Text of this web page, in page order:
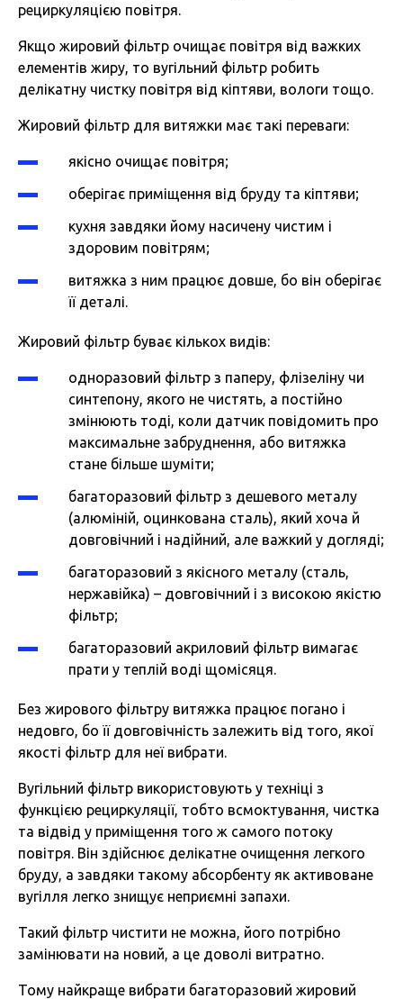
рециркуляцією повітря.
Якщо жировий фільтр очищає повітря від важких
елементів жиру, то вугільний фільтр робить
делікатну чистку повітря від кіптяви, вологи тощо.
Жировий фільтр для витяжки має такі переваги:
якісно очищає повітря;
оберігає приміщення від бруду та кіптяви;
кухня завдяки йому насичену чистим і
здоровим повітрям;
витяжка з ним працює довше, бо він оберігає
її деталі.
Жировий фільтр буває кількох видів:
одноразовий фільтр з паперу, флізеліну чи
синтепону, якого не чистять, а постійно
змінюють тоді, коли датчик повідомить про
максимальне забруднення, або витяжка
стане більше шуміти;
багаторазовий фільтр з дешевого металу
(алюміній, оцинкована сталь), який хоча й
довговічний і надійний, але важкий у догляді;
багаторазовий з якісного металу (сталь,
нержавійка) – довговічний і з високою якістю
фільтр;
багаторазовий акриловий фільтр вимагає
прати у теплій воді щомісяця.
Без жирового фільтру витяжка працює погано і
недовго, бо її довговічність залежить від того, якої
якості фільтр для неї вибрати.
Вугільний фільтр використовують у техніці з
функцією рециркуляції, тобто всмоктування, чистка
та відвід у приміщення того ж самого потоку
повітря. Він здійснює делікатне очищення легкого
бруду, а завдяки такому абсорбенту як активоване
вугілля легко знищує неприємні запахи.
Такий фільтр чистити не можна, його потрібно
замінювати на новий, а це доволі витратно.
Тому найкраще вибрати багаторазовий жировий